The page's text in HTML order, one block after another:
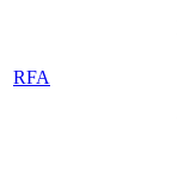
RFA